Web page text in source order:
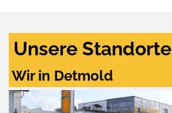
Unsere Standorte
Wir in Detmold